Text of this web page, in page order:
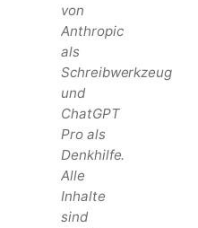
von
Anthropic
als
Schreibwerkzeug
und
ChatGPT
Pro als
Denkhilfe.
Alle
Inhalte
sind